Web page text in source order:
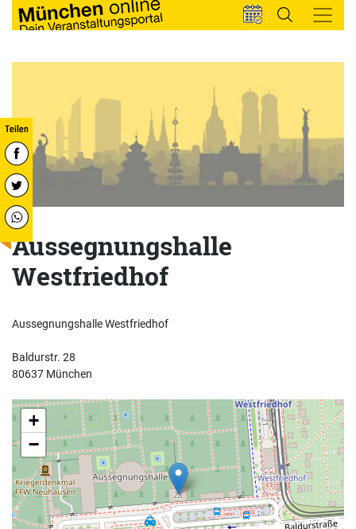
Aussegnungshalle
Westfriedhof
Aussegnungshalle Westfriedhof
Baldurstr. 28
80637 München
+
−